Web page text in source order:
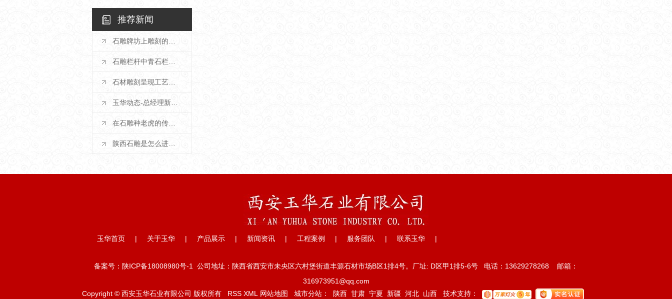
推荐新闻
石雕牌坊上雕刻的浮雕要有什么特殊含义？
石雕栏杆中青石栏杆展现出的优势
石材雕刻呈现工艺美学
玉华动态-总经理新年致辞
在石雕种老虎的传统文化是什么？
陕西石雕是怎么进行抛光的？
玉华首页 | 关于玉华 | 产品展示 | 新闻资讯 | 工程案例 | 服务团队 | 联系玉华 |
备案号： 陕ICP备18008980号-1 公司地址：陕西省西安市未央区六村堡街道丰源石材市场B区1排4号。厂址: D区甲1排5-6号 电话：13629278268 邮箱：
316973951@qq.com
Copyright © 西安玉华石业有限公司 版权所有 RSS XML 网站地图 城市分站 ： 陕西 甘肃 宁夏 新疆 河北 山西 技术支持：